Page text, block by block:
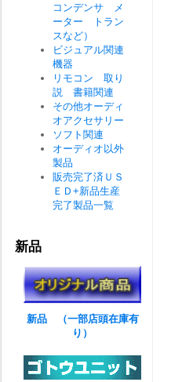
コンデンサ メ
ーター トラン
スなど）
ビジュアル関連
機器
リモコン 取り
説 書籍関連
その他オーディ
オアクセサリー
ソフト関連
オーディオ以外
製品
販売完了済ＵＳ
ＥＤ+新品生産
完了製品一覧
新品
新品 （一部店頭在庫有
り）